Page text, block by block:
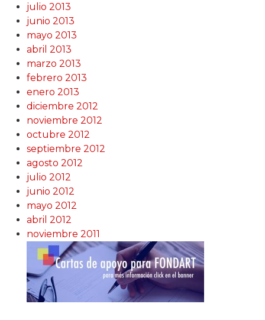
julio 2013
junio 2013
mayo 2013
abril 2013
marzo 2013
febrero 2013
enero 2013
diciembre 2012
noviembre 2012
octubre 2012
septiembre 2012
agosto 2012
julio 2012
junio 2012
mayo 2012
abril 2012
noviembre 2011